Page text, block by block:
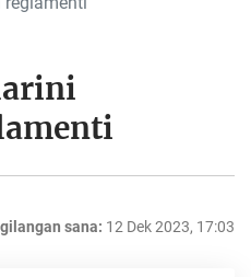
sana: 12 Dek 2023, 17:03